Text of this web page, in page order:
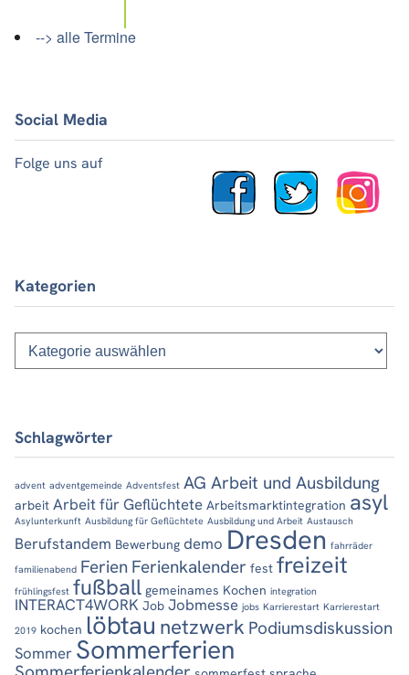
--> alle Termine
Social Media
Folge uns auf
Kategorien
Kategorien
Schlagwörter
advent adventgemeinde Adventsfest AG Arbeit und Ausbildung
arbeit Arbeit für Geflüchtete Arbeitsmarktintegration asyl
Asylunterkunft Ausbildung für Geflüchtete Ausbildung und Arbeit Austausch
Berufstandem Bewerbung demo Dresden fahrräder
familienabend Ferien Ferienkalender fest freizeit
frühlingsfest fußball gemeinames Kochen integration
INTERACT4WORK Job Jobmesse jobs Karrierestart Karrierestart
2019 kochen löbtau netzwerk Podiumsdiskussion
Sommer Sommerferien